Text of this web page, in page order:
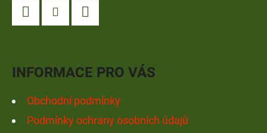
INFORMACE PRO VÁS
Obchodní podmínky
Podmínky ochrany osobních údajů